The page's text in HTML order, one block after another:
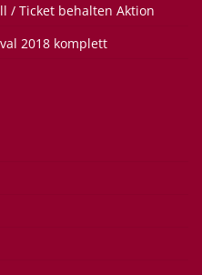
/ Ticket behalten Aktion
2018 komplett